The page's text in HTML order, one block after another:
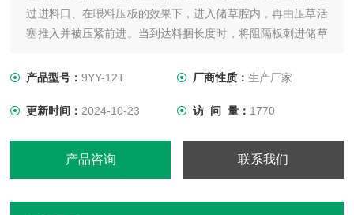
过进料口、在喂料压板的效果下，进入储草腔内，再由压草活
塞推入并被压紧前进。当到达料捆长度时，将阻隔板刺进储草
料捆，出机待用：该机可在较平整的场地由汽车
产品型号：9YY-12T 厂商性质： 生产厂家
更新时间： 2024-10-23 访 问 量： 1770
产品咨询 联系我们